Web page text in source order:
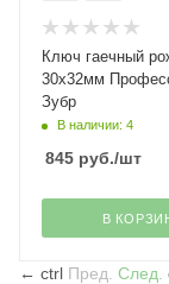
Ключ гаечный
30х32мм
Зубр
В наличии: 4
845 руб./шт
В
← ctrl Пред. След.